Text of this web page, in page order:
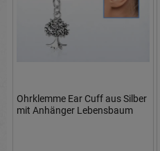
Ohrklemme Ear Cuff aus Silber
mit Anhänger Lebensbaum